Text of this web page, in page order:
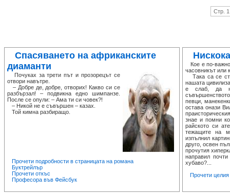
Стр.
Спасяването на африканските
диаманти
Почуках за трети път и прозорецът се
отвори навътре.
– Добре де, добре, отворих! Какво си се
разбързал! – подвикна едно шимпанзе.
После се опули: – Ама ти си човек?!
– Никой не е съвършен – казах.
Той кимна разбиращо.
Прочети подробности в страницата на романа
Буктрейлър
Прочети откъс
Професора във Фейсбук
Кое е по-
часовникът или
Така са се
нашата
е слаб, да
певци,
остава онази
знае и помни
райското си
тежащите на
изпълнил
друго, освен
прочутия
направил
хубаво?...
Прочети